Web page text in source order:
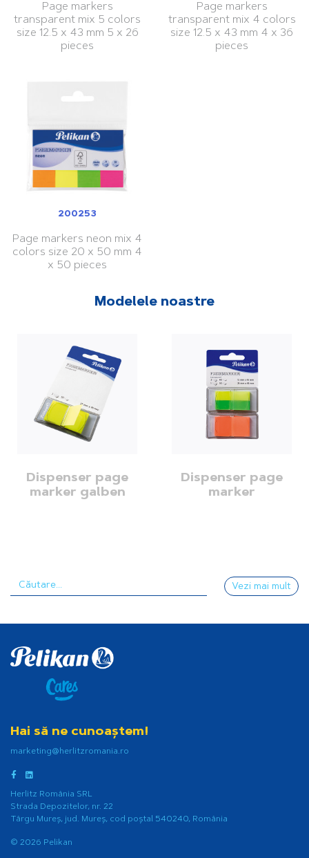
Page markers
transparent mix 5 colors
size 12.5 x 43 mm 5 x 26
pieces
Page markers
transparent mix 4 colors
size 12.5 x 43 mm 4 x 36
pieces
200253
Page markers neon mix 4
colors size 20 x 50 mm 4
x 50 pieces
Modelele noastre
Dispenser page
marker galben
Dispenser page
marker
Vezi mai mult
Hai să ne cunoaștem!
marketing@herlitzromania.ro
Herlitz România SRL
Strada Depozitelor, nr. 22
Târgu Mureș, jud. Mureș, cod poștal 540240, România
© 2026 Pelikan